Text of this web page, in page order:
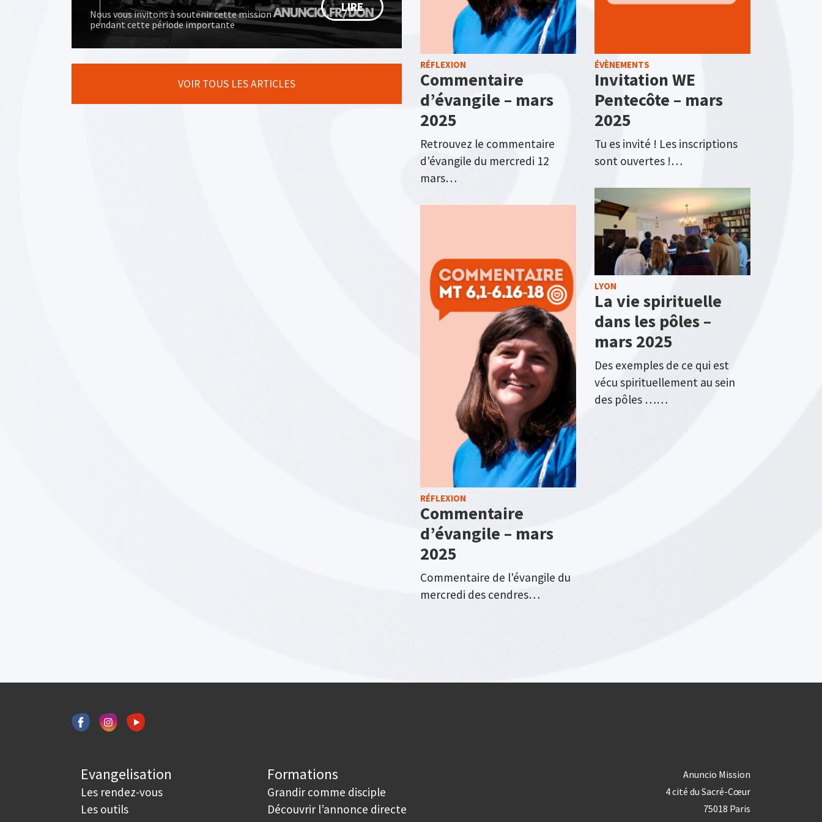
Nous vous invitons à soutenir cette mission
pendant cette période importante
LIRE
VOIR TOUS LES ARTICLES
RÉFLEXION
Commentaire
d’évangile – mars
2025
Retrouvez le commentaire
d'évangile du mercredi 12
mars…
RÉFLEXION
Commentaire
d’évangile – mars
2025
Commentaire de l'évangile du
mercredi des cendres…
ÉVÈNEMENTS
Invitation WE
Pentecôte – mars
2025
Tu es invité ! Les inscriptions
sont ouvertes !…
LYON
La vie spirituelle
dans les pôles –
mars 2025
Des exemples de ce qui est
vécu spirituellement au sein
des pôles ……
Evangelisation
Les rendez-vous
Les outils
Formations
Grandir comme disciple
Découvrir l’annonce directe
Anuncio Mission
4 cité du Sacré-Cœur
75018 Paris